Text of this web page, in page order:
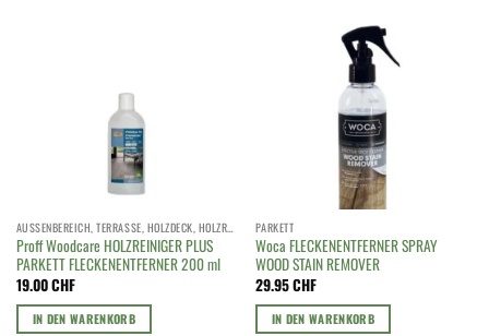
AUSSENBEREICH, TERRASSE, HOLZDECK, HOLZROST
Proff Woodcare HOLZREINIGER PLUS
PARKETT FLECKENENTFERNER 200 ml
19.00CHF
IN DEN WARENKORB
PARKETT
Woca FLECKENENTFERNER SPRAY
WOOD STAIN REMOVER
29.95CHF
IN DEN WARENKORB